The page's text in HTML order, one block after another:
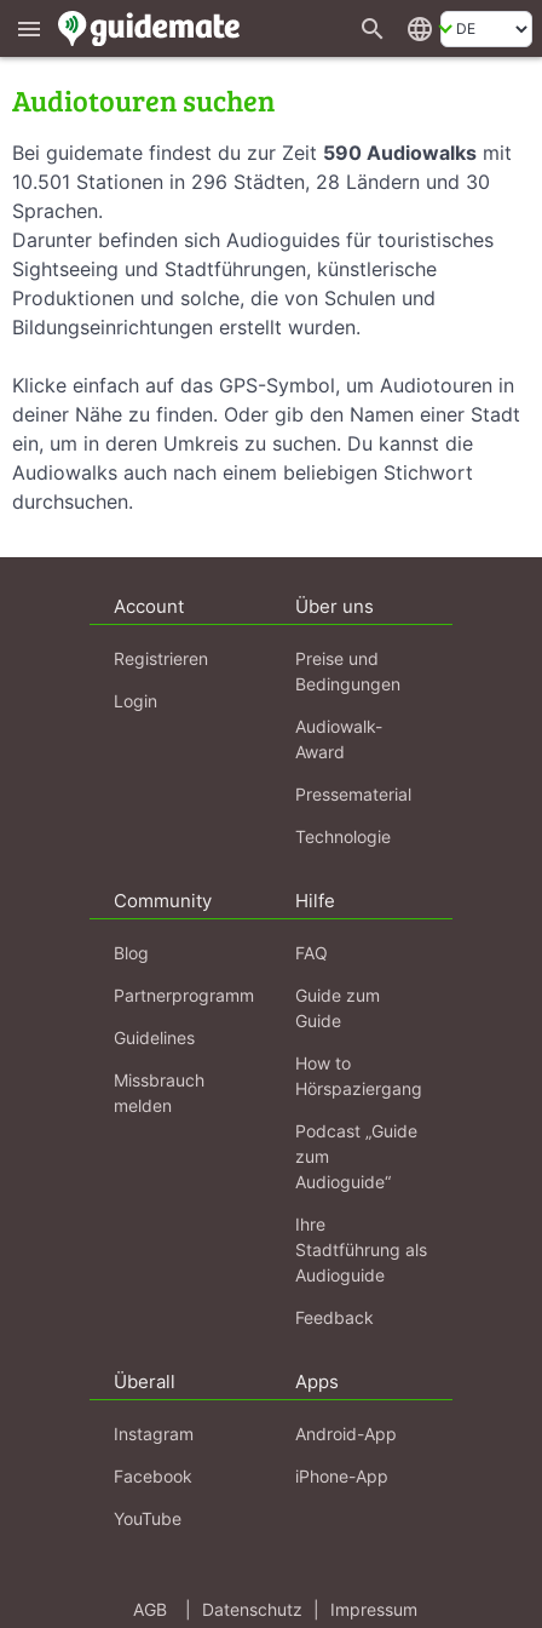
menu search language
Audiotouren suchen
Bei guidemate findest du zur Zeit 590 Audiowalks mit
10.501 Stationen in 296 Städten, 28 Ländern und 30
Sprachen.
Darunter befinden sich Audioguides für touristisches
Sightseeing und Stadtführungen, künstlerische
Produktionen und solche, die von Schulen und
Bildungseinrichtungen erstellt wurden.
Klicke einfach auf das GPS-Symbol, um Audiotouren in
deiner Nähe zu finden. Oder gib den Namen einer Stadt
ein, um in deren Umkreis zu suchen. Du kannst die
Audiowalks auch nach einem beliebigen Stichwort
durchsuchen.
Account
Registrieren
Login
Über uns
Preise und
Bedingungen
Audiowalk-
Award
Pressematerial
Technologie
Community
Blog
Partnerprogramm
Guidelines
Missbrauch
melden
Hilfe
FAQ
Guide zum
Guide
How to
Hörspaziergang
Podcast „Guide
zum
Audioguide“
Ihre
Stadtführung als
Audioguide
Feedback
Überall
Instagram
Facebook
YouTube
Apps
Android-App
iPhone-App
AGB Datenschutz Impressum